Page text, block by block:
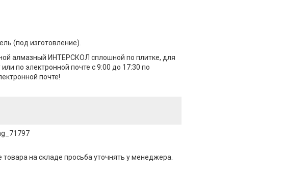
(под изготовление).
алмазный ИНТЕРСКОЛ сплошной по плитке, для
по электронной почте с 9:00 до 17:30 по
почте!
на складе просьба уточнять у менеджера.